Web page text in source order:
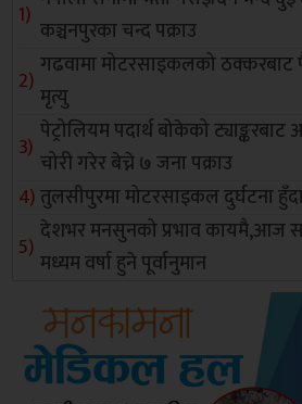
कञ्चनपुरका चन्द पक्राउ
गढवामा मोटरसाइकलको ठक्करबाट
मृत्यु
पेट्रोलियम पदार्थ बोकेको
चोरी गरेर बेच्ने ७ जना पक्राउ
तुलसीपुरमा मोटरसाइकल दुर्घटना
देशभर मनसुनको प्रभाव कायमै,आज
मध्यम वर्षा हुने पूर्वानुमान